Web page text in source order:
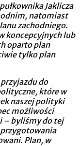
Jaklicza
natomiast
zachodniego.
koncepcyjnych lub
oparto plan
tylko plan
do
które w
naszej polityki
możliwości
– byliśmy do tej
Plan, w